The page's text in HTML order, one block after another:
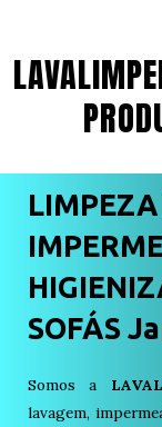
LIMPEZA
SOFÁS
Somos a
lavagem,